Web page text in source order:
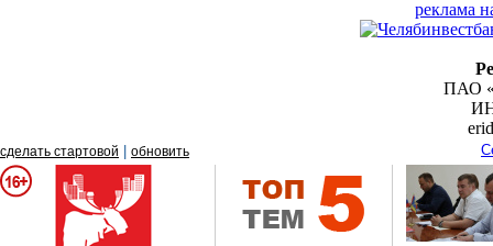
реклама
ПАО
сделать стартовой обновить